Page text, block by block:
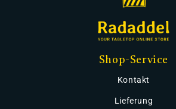
Shop-Service
Kontakt
Lieferung